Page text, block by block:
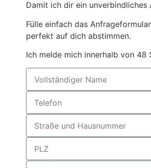
Damit ich dir ein
Fülle einfach das
perfekt auf dich abstimmen.
Ich melde mich innerhalb von 48